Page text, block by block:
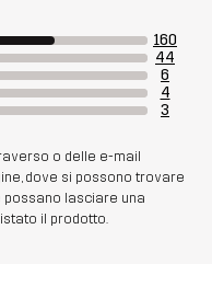
160
44
6
4
3
o delle e-mail
dove si possono trovare
possano lasciare una
il prodotto.